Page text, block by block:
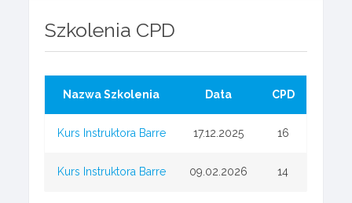
Szkolenia CPD
Nazwa Szkolenia Data CPD
Kurs Instruktora Barre 17.12.2025 16
Kurs Instruktora Barre 09.02.2026 14